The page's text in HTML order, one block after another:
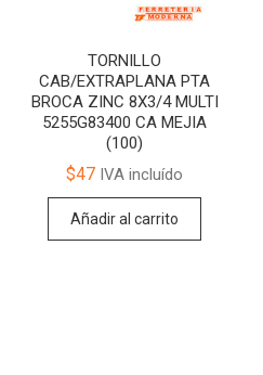
TORNILLO
CAB/EXTRAPLANA PTA
BROCA ZINC 8X3/4 MULTI
5255G83400 CA MEJIA
(100)
$47 IVA incluído
Añadir al carrito